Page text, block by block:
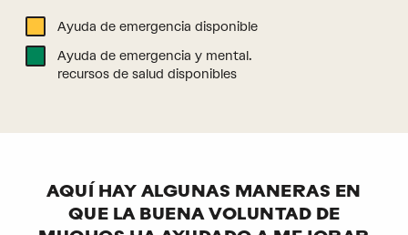
Ayuda de emergencia disponible
Ayuda de emergencia y mental.
recursos de salud disponibles
AQUÍ HAY ALGUNAS MANERAS EN
QUE LA BUENA VOLUNTAD DE